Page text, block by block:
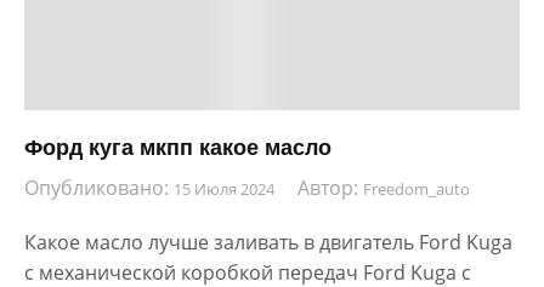
Форд куга мкпп какое масло
Опубликовано: 15 Июля 2024 Автор: Freedom_auto
Какое масло лучше заливать в двигатель Ford Kuga
с механической коробкой передач Ford Kuga с